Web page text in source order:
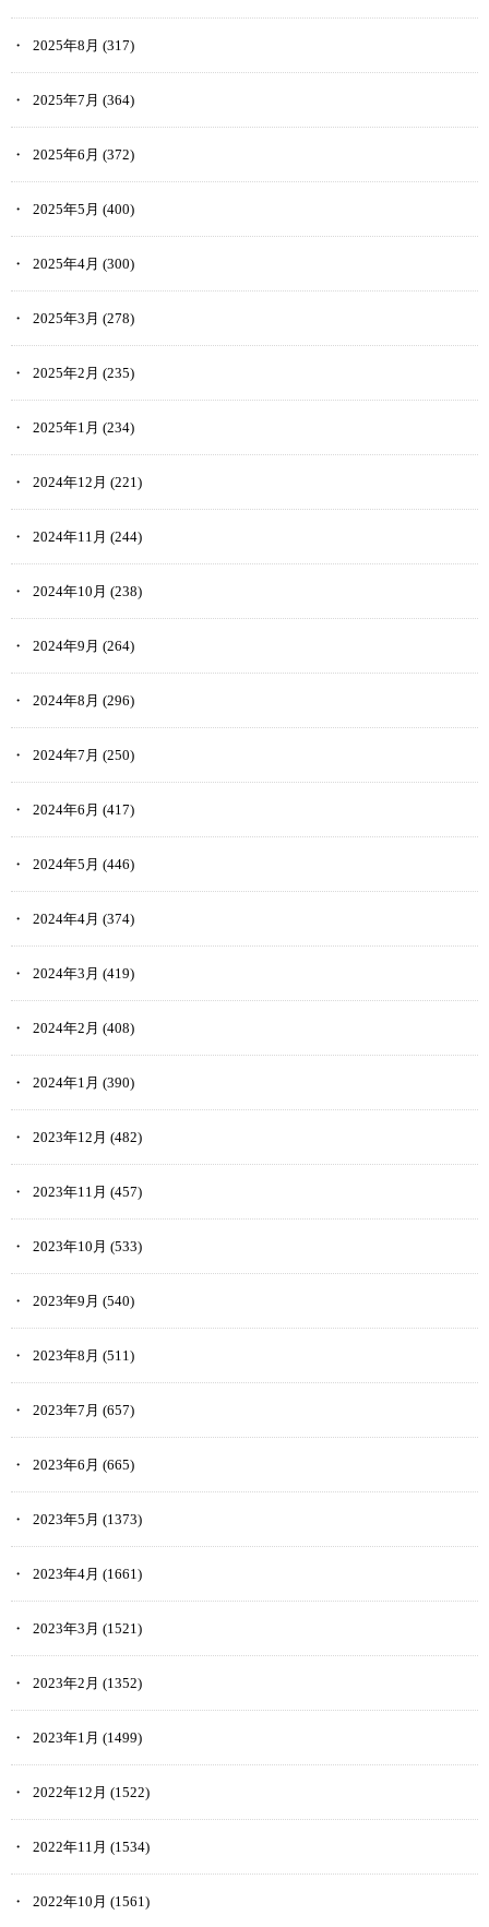
2025年8月 (317)
2025年7月 (364)
2025年6月 (372)
2025年5月 (400)
2025年4月 (300)
2025年3月 (278)
2025年2月 (235)
2025年1月 (234)
2024年12月 (221)
2024年11月 (244)
2024年10月 (238)
2024年9月 (264)
2024年8月 (296)
2024年7月 (250)
2024年6月 (417)
2024年5月 (446)
2024年4月 (374)
2024年3月 (419)
2024年2月 (408)
2024年1月 (390)
2023年12月 (482)
2023年11月 (457)
2023年10月 (533)
2023年9月 (540)
2023年8月 (511)
2023年7月 (657)
2023年6月 (665)
2023年5月 (1373)
2023年4月 (1661)
2023年3月 (1521)
2023年2月 (1352)
2023年1月 (1499)
2022年12月 (1522)
2022年11月 (1534)
2022年10月 (1561)